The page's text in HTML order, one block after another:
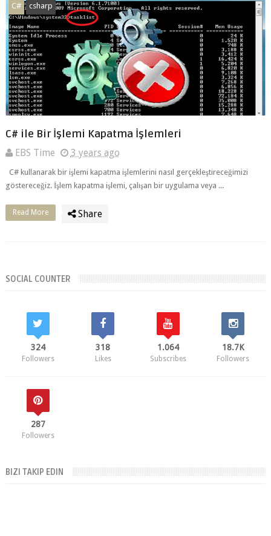
C# csharp
C# ile Bir İşlemi Kapatma İşlemleri
EBS Time 3 years ago
C# kullanarak bir işlemi kapatma işlemlerini nasıl gerçekleştireceğimizi
göstereceğiz. İşlem kapatma işlemi, çalışan bir uygulama veya ...
Read More Share
SOCIAL COUNTER
324
Followers
318
Likes
1.064
Subscribes
18.7K
Followers
287
Followers
BIZI TAKIP EDIN